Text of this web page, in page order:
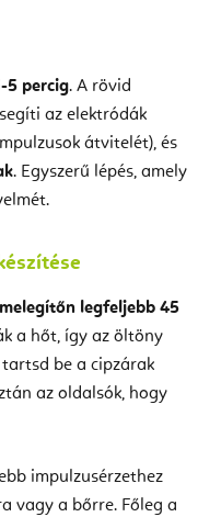
5 percig. A rövid
az elektródák
átvitelét), és
. Egyszerű lépés, amely
legfeljebb 45
a hőt, így az öltöny
tartsd be a cipzárak
az oldalsók, hogy
impulzusérzethez
vagy a bőrre. Főleg a